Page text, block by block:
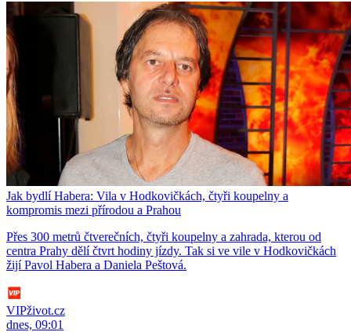
Jak bydlí Habera: Vila v Hodkovičkách, čtyři koupelny a
kompromis mezi přírodou a Prahou
Přes 300 metrů čtverečních, čtyři koupelny a zahrada, kterou od
centra Prahy dělí čtvrt hodiny jízdy. Tak si ve vile v Hodkovičkách
žijí Pavol Habera a Daniela Peštová.
VIPživot.cz
dnes, 09:01